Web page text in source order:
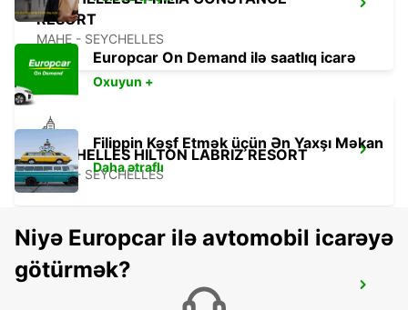
RESORT
MAHE - SEYCHELLES
SEYCHELLES HILTON LABRIZ RESORT
MAHE - SEYCHELLES
Europcar On Demand ilə saatlıq icarə
Oxuyun +
Filippin Kəşf Etmək üçün Ən Yaxşı Məkan
Daha ətraflı
Niyə Europcar ilə avtomobil icarəyə
götürmək?